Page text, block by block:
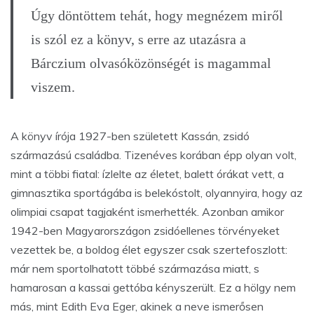
Úgy döntöttem tehát, hogy megnézem miről
is szól ez a könyv, s erre az utazásra a
Bárczium olvasóközönségét is magammal
viszem.
A könyv írója 1927-ben született Kassán, zsidó
származású családba. Tizenéves korában épp olyan volt,
mint a többi fiatal: ízlelte az életet, balett órákat vett, a
gimnasztika sportágába is belekóstolt, olyannyira, hogy az
olimpiai csapat tagjaként ismerhették. Azonban amikor
1942-ben Magyarországon zsidóellenes törvényeket
vezettek be, a boldog élet egyszer csak szertefoszlott:
már nem sportolhatott többé származása miatt, s
hamarosan a kassai gettóba kényszerült. Ez a hölgy nem
más, mint Edith Eva Eger, akinek a neve ismerősen